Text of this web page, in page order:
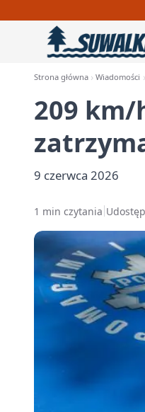
Strona główna Wiadomości
209 km/
9 czerwca 2026
1 min czytania